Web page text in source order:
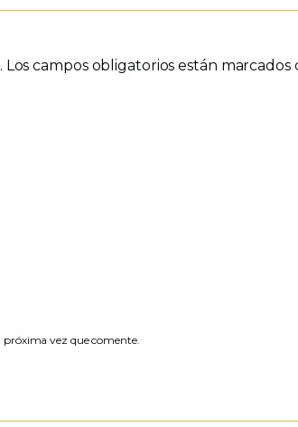
Los campos obligatorios están
vez que comente.